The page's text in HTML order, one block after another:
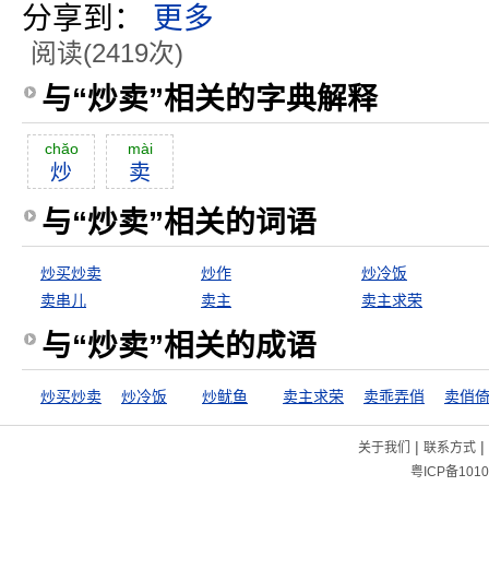
分享到： 更多
阅读(2419次)
与“炒卖”相关的字典解释
chăo
炒
mài
卖
与“炒卖”相关的词语
炒买炒卖 炒作
炒冷饭
卖串儿
卖主 卖主求荣
与“炒卖”相关的成语
炒买炒卖 炒冷饭 炒鱿鱼 卖主求荣 卖乖弄俏 卖俏
关于我们 | 联系方式|
粤ICP备